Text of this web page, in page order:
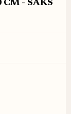
- SAKS